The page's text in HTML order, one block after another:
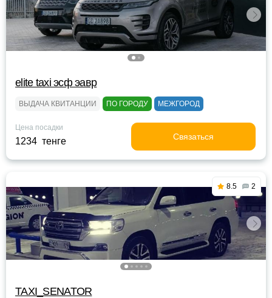
elite taxi эсф эавр
ВЫДАЧА КВИТАНЦИИ ПО ГОРОДУ МЕЖГОРОД
Цена посадки
1234 тенге Связаться
8.5 2
TAXI_SENATOR